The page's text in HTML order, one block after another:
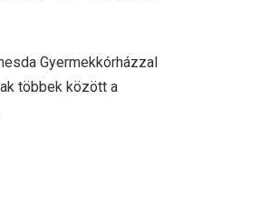
Gyermekkórházzal
többek között a